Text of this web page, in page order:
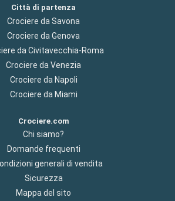
Città di partenza
Crociere da Savona
Crociere da Genova
da Civitavecchia-Roma
Crociere da Venezia
Crociere da Napoli
Crociere da Miami
Crociere.com
Chi siamo?
Domande frequenti
generali di vendita
Sicurezza
Mappa del sito